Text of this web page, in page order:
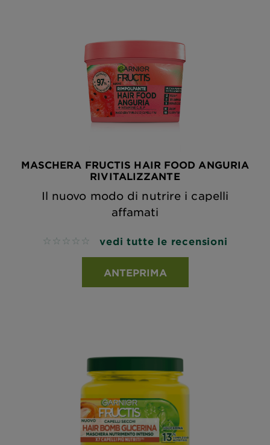
MASCHERA FRUCTIS HAIR FOOD ANGURIA
RIVITALIZZANTE
Il nuovo modo di nutrire i capelli
affamati
No reviews vedi tutte le recensioni
ANTEPRIMA